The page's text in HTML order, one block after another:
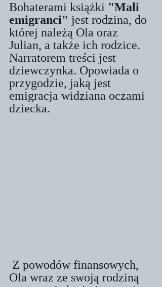
Bohaterami książki "Mali
emigranci" jest rodzina, do
której należą Ola oraz
Julian, a także ich rodzice.
Narratorem treści jest
dziewczynka. Opowiada o
przygodzie, jaką jest
emigracja widziana oczami
dziecka.
Ola wraz ze swoją rodziną